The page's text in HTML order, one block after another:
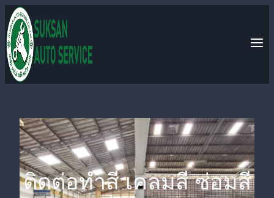
Skip
to
content
ติดต่อทำสี เคลมสี ซ่อมสี